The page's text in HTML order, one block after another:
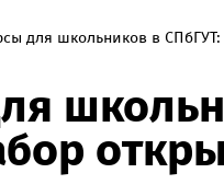
для школьников в